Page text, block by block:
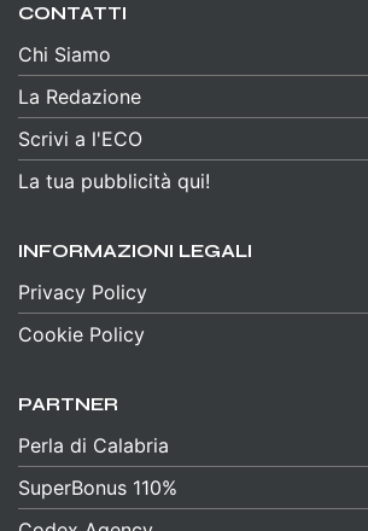
CONTATTI
Chi Siamo
La Redazione
Scrivi a l'ECO
La tua pubblicità qui!
INFORMAZIONI LEGALI
Privacy Policy
Cookie Policy
PARTNER
Perla di Calabria
SuperBonus 110%